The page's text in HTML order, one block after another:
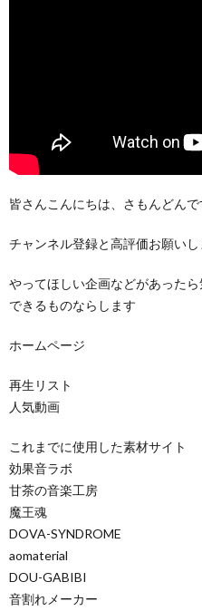
皆さんこんにちは、さもんどんで
チャンネル登録と高評価お願いし
やってほしい企画などがあった
できるものならします
ホームページ
再生リスト
人気動画
これまでに使用した素材サイト
効果音ラボ
甘茶の音楽工房
魔王魂
DOVA-SYNDROME
aomaterial
DOU-GABIBI
音割れメーカー